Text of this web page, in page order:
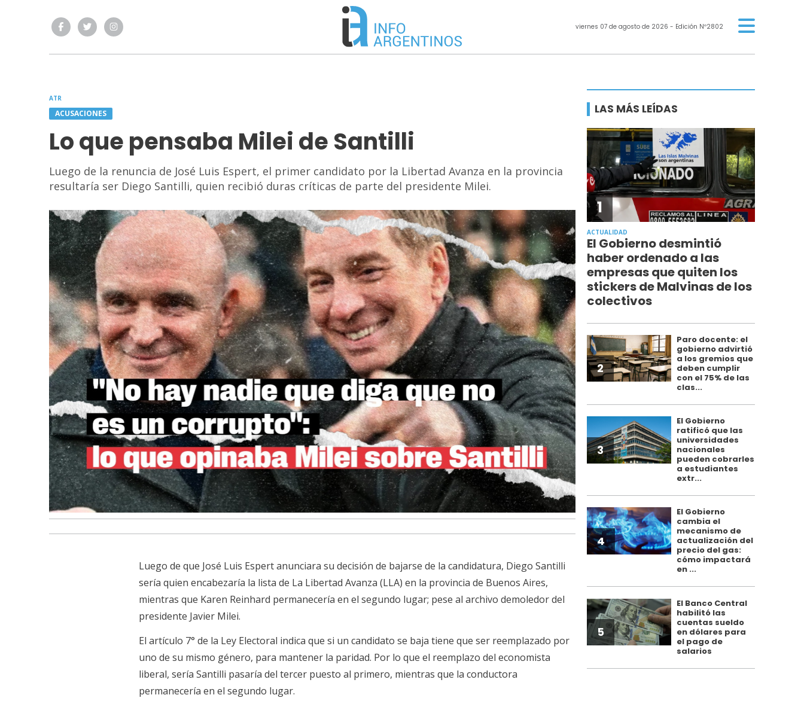
viernes 07 de agosto de 2026 - Edición Nº2802
ATR
ACUSACIONES
Lo que pensaba Milei de Santilli
Luego de la renuncia de José Luis Espert, el primer candidato por la Libertad Avanza en la provincia
resultaría ser Diego Santilli, quien recibió duras críticas de parte del presidente Milei.
Luego de que José Luis Espert anunciara su decisión de bajarse de la candidatura, Diego Santilli
sería quien encabezaría la lista de La Libertad Avanza (LLA) en la provincia de Buenos Aires,
mientras que Karen Reinhard permanecería en el segundo lugar; pese al archivo demoledor del
presidente Javier Milei.
El artículo 7° de la Ley Electoral indica que si un candidato se baja tiene que ser reemplazado por
uno de su mismo género, para mantener la paridad. Por lo que el reemplazo del economista
liberal, sería Santilli pasaría del tercer puesto al primero, mientras que la conductora
permanecería en el segundo lugar.
LAS MÁS LEÍDAS
1
ACTUALIDAD
El Gobierno desmintió
haber ordenado a las
empresas que quiten los
stickers de Malvinas de los
colectivos
2
Paro docente: el
gobierno advirtió
a los gremios que
deben cumplir
con el 75% de las
clas...
3
El Gobierno
ratificó que las
universidades
nacionales
pueden cobrarles
a estudiantes
extr...
4
El Gobierno
cambia el
mecanismo de
actualización del
precio del gas:
cómo impactará
en ...
5
El Banco Central
habilitó las
cuentas sueldo
en dólares para
el pago de
salarios